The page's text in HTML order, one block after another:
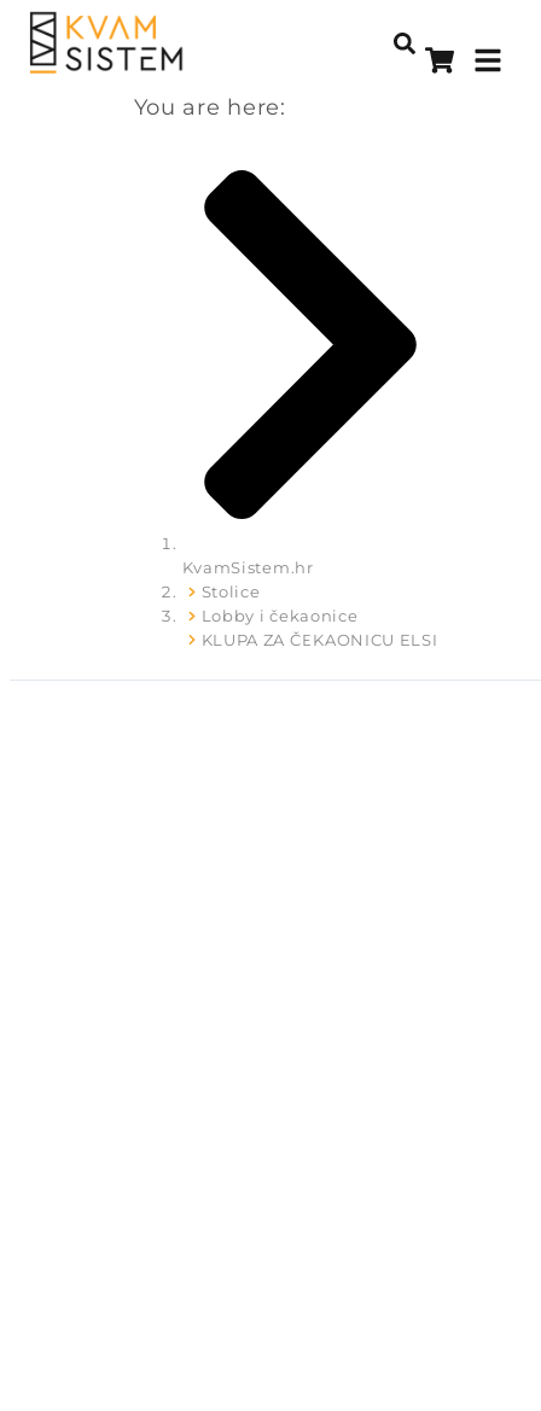
You are here:
KvamSistem.hr
Stolice
Lobby i čekaonice
KLUPA ZA ČEKAONICU ELSI